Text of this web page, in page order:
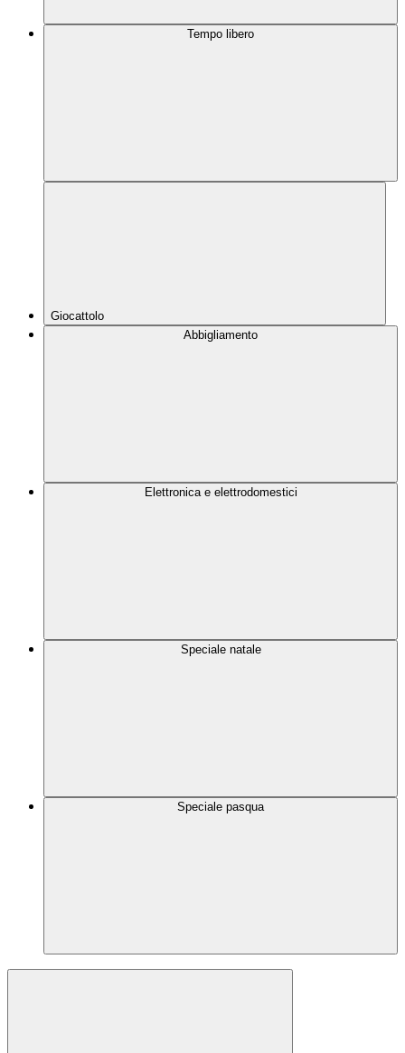
Tempo libero
Giocattolo
Abbigliamento
Elettronica e elettrodomestici
Speciale natale
Speciale pasqua